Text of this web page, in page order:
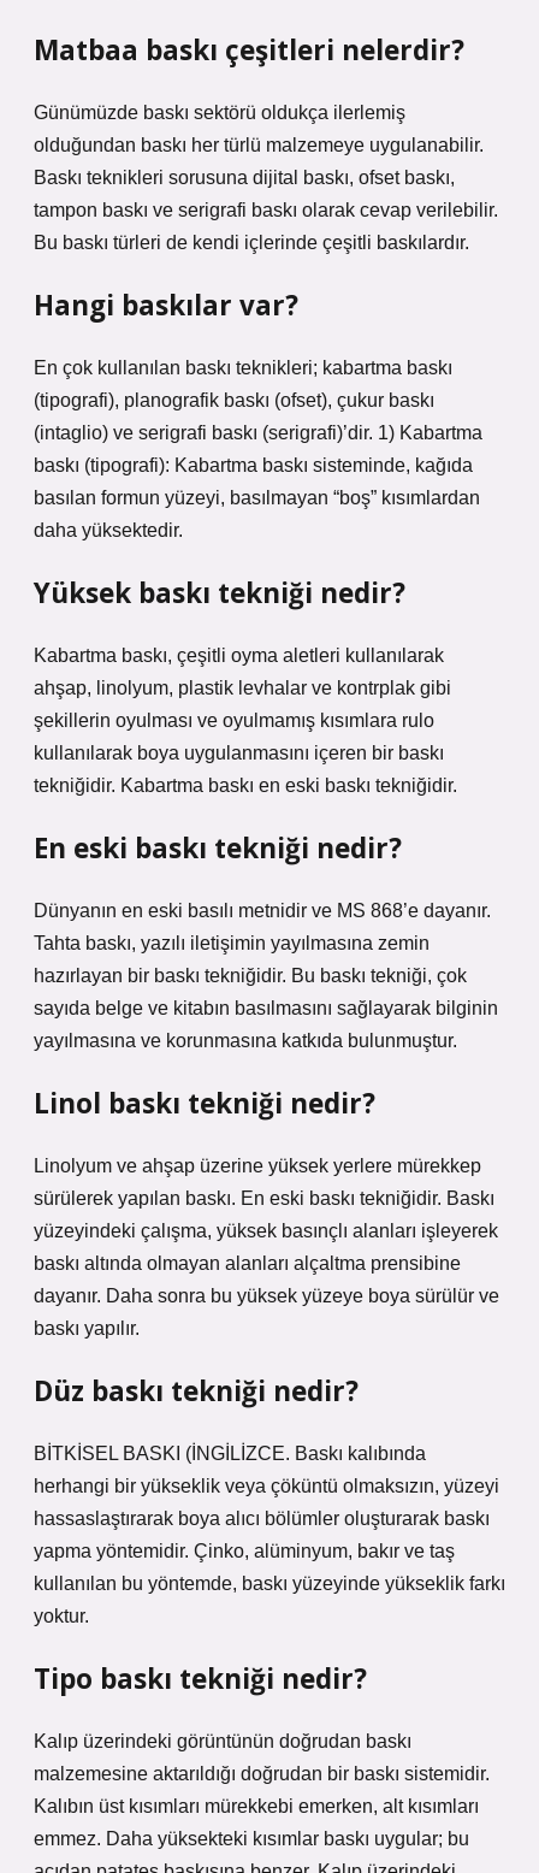
Matbaa baskı çeşitleri nelerdir?
Günümüzde baskı sektörü oldukça ilerlemiş
olduğundan baskı her türlü malzemeye uygulanabilir.
Baskı teknikleri sorusuna dijital baskı, ofset baskı,
tampon baskı ve serigrafi baskı olarak cevap verilebilir.
Bu baskı türleri de kendi içlerinde çeşitli baskılardır.
Hangi baskılar var?
En çok kullanılan baskı teknikleri; kabartma baskı
(tipografi), planografik baskı (ofset), çukur baskı
(intaglio) ve serigrafi baskı (serigrafi)’dir. 1) Kabartma
baskı (tipografi): Kabartma baskı sisteminde, kağıda
basılan formun yüzeyi, basılmayan “boş” kısımlardan
daha yüksektedir.
Yüksek baskı tekniği nedir?
Kabartma baskı, çeşitli oyma aletleri kullanılarak
ahşap, linolyum, plastik levhalar ve kontrplak gibi
şekillerin oyulması ve oyulmamış kısımlara rulo
kullanılarak boya uygulanmasını içeren bir baskı
tekniğidir. Kabartma baskı en eski baskı tekniğidir.
En eski baskı tekniği nedir?
Dünyanın en eski basılı metnidir ve MS 868’e dayanır.
Tahta baskı, yazılı iletişimin yayılmasına zemin
hazırlayan bir baskı tekniğidir. Bu baskı tekniği, çok
sayıda belge ve kitabın basılmasını sağlayarak bilginin
yayılmasına ve korunmasına katkıda bulunmuştur.
Linol baskı tekniği nedir?
Linolyum ve ahşap üzerine yüksek yerlere mürekkep
sürülerek yapılan baskı. En eski baskı tekniğidir. Baskı
yüzeyindeki çalışma, yüksek basınçlı alanları işleyerek
baskı altında olmayan alanları alçaltma prensibine
dayanır. Daha sonra bu yüksek yüzeye boya sürülür ve
baskı yapılır.
Düz baskı tekniği nedir?
BİTKİSEL BASKI (İNGİLİZCE. Baskı kalıbında
herhangi bir yükseklik veya çöküntü olmaksızın, yüzeyi
hassaslaştırarak boya alıcı bölümler oluşturarak baskı
yapma yöntemidir. Çinko, alüminyum, bakır ve taş
kullanılan bu yöntemde, baskı yüzeyinde yükseklik farkı
yoktur.
Tipo baskı tekniği nedir?
Kalıp üzerindeki görüntünün doğrudan baskı
malzemesine aktarıldığı doğrudan bir baskı sistemidir.
Kalıbın üst kısımları mürekkebi emerken, alt kısımları
emmez. Daha yüksekteki kısımlar baskı uygular; bu